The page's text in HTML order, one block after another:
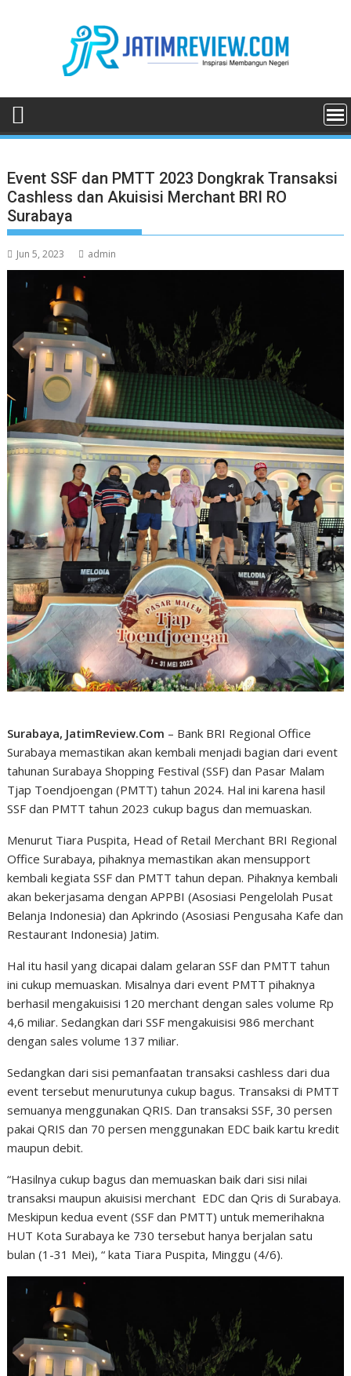
Event SSF dan PMTT 2023 Dongkrak Transaksi
Cashless dan Akuisisi Merchant BRI RO
Surabaya
Jun 5, 2023 admin
Surabaya, JatimReview.Com – Bank BRI Regional Office
Surabaya memastikan akan kembali menjadi bagian dari event
tahunan Surabaya Shopping Festival (SSF) dan Pasar Malam
Tjap Toendjoengan (PMTT) tahun 2024. Hal ini karena hasil
SSF dan PMTT tahun 2023 cukup bagus dan memuaskan.
Menurut Tiara Puspita, Head of Retail Merchant BRI Regional
Office Surabaya, pihaknya memastikan akan mensupport
kembali kegiata SSF dan PMTT tahun depan. Pihaknya kembali
akan bekerjasama dengan APPBI (Asosiasi Pengelolah Pusat
Belanja Indonesia) dan Apkrindo (Asosiasi Pengusaha Kafe dan
Restaurant Indonesia) Jatim.
Hal itu hasil yang dicapai dalam gelaran SSF dan PMTT tahun
ini cukup memuaskan. Misalnya dari event PMTT pihaknya
berhasil mengakuisisi 120 merchant dengan sales volume Rp
4,6 miliar. Sedangkan dari SSF mengakuisisi 986 merchant
dengan sales volume 137 miliar.
Sedangkan dari sisi pemanfaatan transaksi cashless dari dua
event tersebut menurutunya cukup bagus. Transaksi di PMTT
semuanya menggunakan QRIS. Dan transaksi SSF, 30 persen
pakai QRIS dan 70 persen menggunakan EDC baik kartu kredit
maupun debit.
“Hasilnya cukup bagus dan memuaskan baik dari sisi nilai
transaksi maupun akuisisi merchant EDC dan Qris di Surabaya.
Meskipun kedua event (SSF dan PMTT) untuk memerihakna
HUT Kota Surabaya ke 730 tersebut hanya berjalan satu
bulan (1-31 Mei), “ kata Tiara Puspita, Minggu (4/6).